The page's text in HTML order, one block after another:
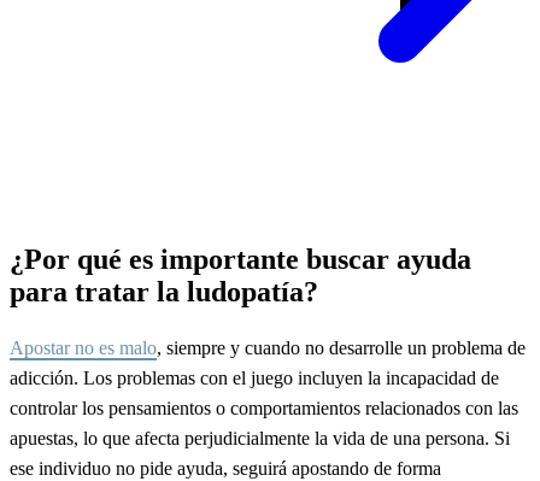
¿Por qué es importante buscar ayuda
para tratar la ludopatía?
Apostar no es malo, siempre y cuando no desarrolle un problema de
adicción. Los problemas con el juego incluyen la incapacidad de
controlar los pensamientos o comportamientos relacionados con las
apuestas, lo que afecta perjudicialmente la vida de una persona. Si
ese individuo no pide ayuda, seguirá apostando de forma